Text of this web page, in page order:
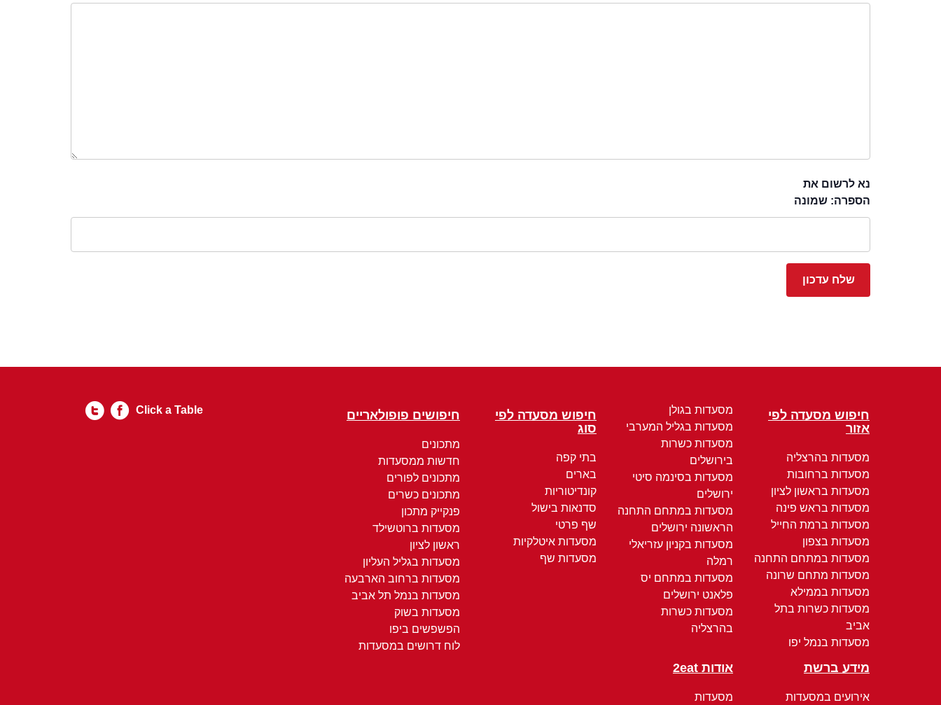
נא לרשום את
הספרה: שמונה
חיפוש מסעדה לפי
אזור
מסעדות בהרצליה
מסעדות ברחובות
מסעדות בראשון לציון
מסעדות בראש פינה
מסעדות ברמת החייל
מסעדות בצפון
מסעדות במתחם התחנה
מסעדות מתחם שרונה
מסעדות בממילא
מסעדות כשרות בתל
אביב
מסעדות בנמל יפו
מסעדות בגולן
מסעדות בגליל המערבי
מסעדות כשרות
בירושלים
מסעדות בסינמה סיטי
ירושלים
מסעדות במתחם התחנה
הראשונה ירושלים
מסעדות בקניון עזריאלי
רמלה
מסעדות במתחם יס
פלאנט ירושלים
מסעדות כשרות
בהרצליה
חיפוש מסעדה לפי
סוג
בתי קפה
בארים
קונדיטוריות
סדנאות בישול
שף פרטי
מסעדות איטלקיות
מסעדות שף
חיפושים פופולאריים
מתכונים
חדשות ממסעדות
מתכונים לפורים
מתכונים כשרים
פנקייק מתכון
מסעדות ברוטשילד
ראשון לציון
מסעדות בגליל העליון
מסעדות ברחוב הארבעה
מסעדות בנמל תל אביב
מסעדות בשוק
הפשפשים ביפו
לוח דרושים במסעדות
מידע ברשת
אירועים במסעדות
אודות 2eat
מסעדות
Click a Table